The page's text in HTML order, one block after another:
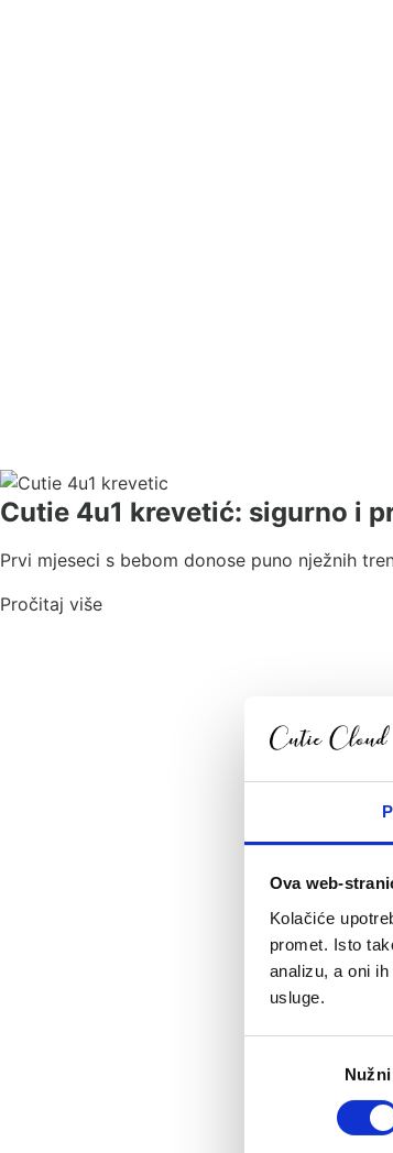
Ova web-
Kolačiće
promet. Isto
analizu, a oni
usluge.
Nužni
Cutie 4u1 krevetić: sigurno i
Prvi mjeseci s bebom donose puno nježnih
Pročitaj više